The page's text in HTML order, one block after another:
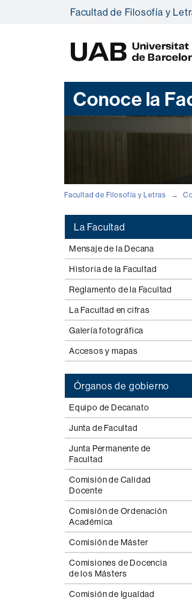
Facultad de Filosofía y
Conoce la
Facultad de Filosofía y Letras
La Facultad
Mensaje de la Decana
Historia de la Facultad
Reglamento de la Facultad
La Facultad en cifras
Galería fotográfica
Accesos y mapas
Órganos de gobierno
Equipo de Decanato
Junta de Facultad
Junta Permanente de
Facultad
Comisión de Calidad
Docente
Comisión de Ordenación
Académica
Comisión de Máster
Comisiones de Docencia
de los Másters
Comisión de Igualdad